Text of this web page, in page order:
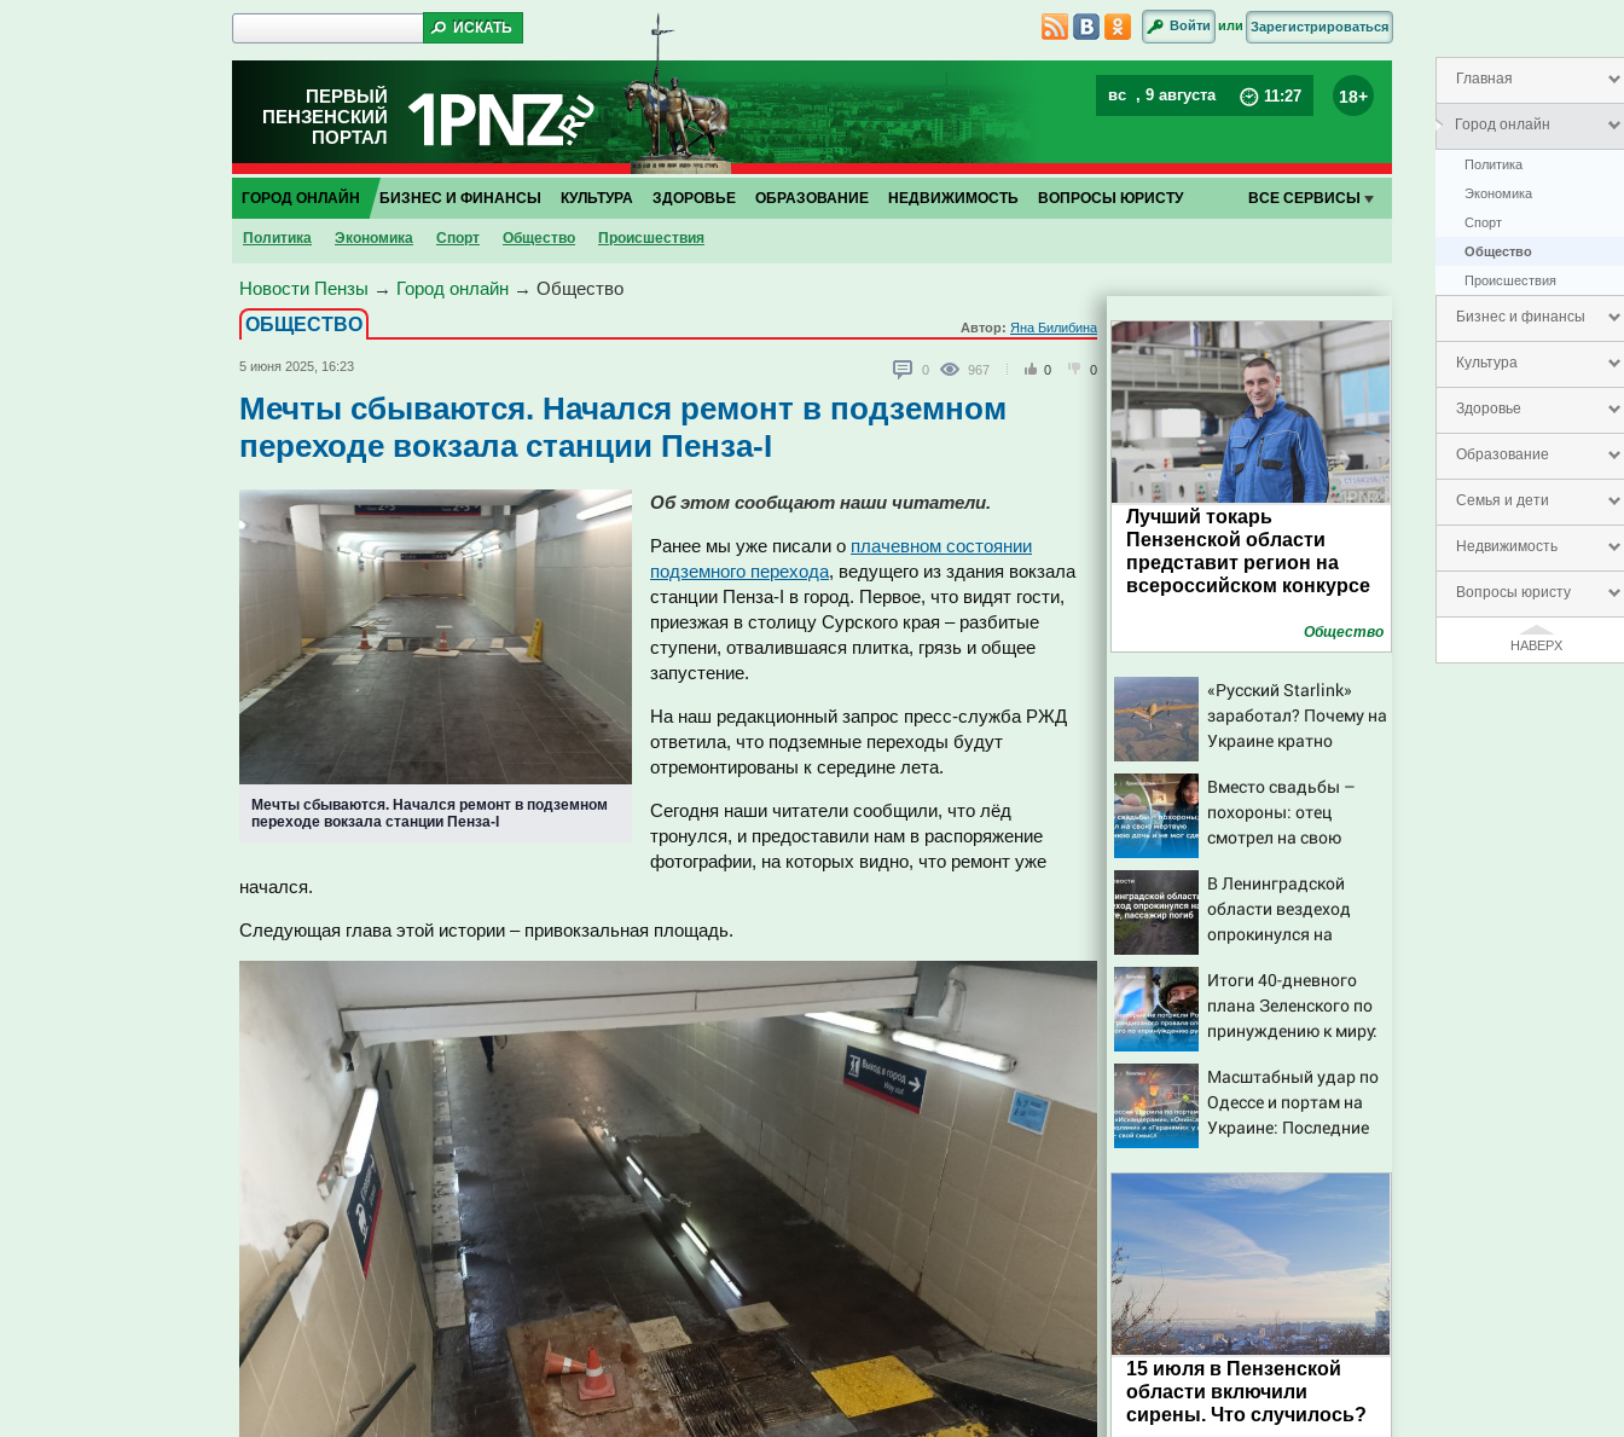
Главная
Город онлайн
Политика
Экономика
Спорт
Общество
Проиcшествия
Бизнес и финансы
Культура
Здоровье
Образование
Семья и дети
Недвижимость
Вопросы юристу
НАВЕРХ
Войти или Зарегистрироваться
ПЕРВЫЙ
ПЕНЗЕНСКИЙ
ПОРТАЛ
вс , 9 августа 11:27 18+
ГОРОД ОНЛАЙН
Политика Экономика Спорт Общество Проиcшествия
БИЗНЕС И ФИНАНСЫ КУЛЬТУРА ЗДОРОВЬЕ ОБРАЗОВАНИЕ НЕДВИЖИМОСТЬ ВОПРОСЫ ЮРИСТУ ВСЕ СЕРВИСЫ
Новости Пензы → Город онлайн → Общество
ОБЩЕСТВО
Автор: Яна Билибина
5 июня 2025, 16:23 0 967 0 0
Мечты сбываются. Начался ремонт в подземном
переходе вокзала станции Пенза-I
Мечты сбываются. Начался ремонт в подземном
переходе вокзала станции Пенза-I
Об этом сообщают наши читатели.
Ранее мы уже писали о плачевном состоянии
подземного перехода, ведущего из здания вокзала
станции Пенза-I в город. Первое, что видят гости,
приезжая в столицу Сурского края – разбитые
ступени, отвалившаяся плитка, грязь и общее
запустение.
На наш редакционный запрос пресс-служба РЖД
ответила, что подземные переходы будут
отремонтированы к середине лета.
Сегодня наши читатели сообщили, что лёд
тронулся, и предоставили нам в распоряжение
фотографии, на которых видно, что ремонт уже
начался.
Следующая глава этой истории – привокзальная площадь.
Лучший токарь
Пензенской области
представит регион на
всероссийском конкурсе
Общество
«Русский Starlink»
заработал? Почему на
Украине кратно
попаданий по
объектам ВСУ
Вместо свадьбы –
похороны: отец
смотрел на свою
дочь и не мог
сдержать слезы
В Ленинградской
области вездеход
опрокинулся на
погиб
Итоги 40-дневного
плана Зеленского по
принуждению к миру:
полный разбор
провала операции
Украины от военкора
Масштабный удар по
Одессе и портам на
Украине: Последние
об ударах России 9
августа 2026 года
15 июля в Пензенской
области включили
сирены. Что случилось?